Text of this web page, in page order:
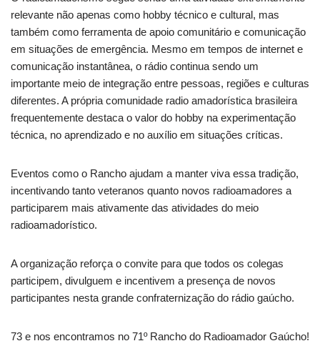
relevante não apenas como hobby técnico e cultural, mas
também como ferramenta de apoio comunitário e comunicação
em situações de emergência. Mesmo em tempos de internet e
comunicação instantânea, o rádio continua sendo um
importante meio de integração entre pessoas, regiões e culturas
diferentes. A própria comunidade radio amadorística brasileira
frequentemente destaca o valor do hobby na experimentação
técnica, no aprendizado e no auxílio em situações críticas.
Eventos como o Rancho ajudam a manter viva essa tradição,
incentivando tanto veteranos quanto novos radioamadores a
participarem mais ativamente das atividades do meio
radioamadorístico.
A organização reforça o convite para que todos os colegas
participem, divulguem e incentivem a presença de novos
participantes nesta grande confraternização do rádio gaúcho.
73 e nos encontramos no 71º Rancho do Radioamador Gaúcho!